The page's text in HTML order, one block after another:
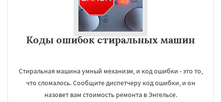
Коды ошибок стиральных машин
Стиральная машина умный механизм, и код ошибки - это то,
что сломалось. Сообщите диспетчеру код ошибки, и он
назовет вам стоимость ремонта в Энгельсе.